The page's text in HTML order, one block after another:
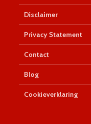
Disclaimer
Privacy Statement
Contact
Blog
Cookieverklaring